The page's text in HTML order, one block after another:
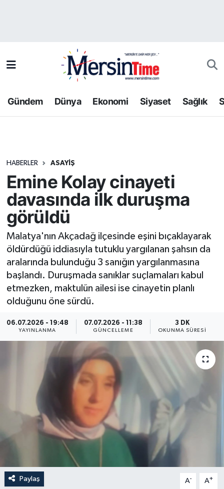
Gündem Dünya Ekonomi Siyaset Sağlık
HABERLER ASAYIŞ
Emine Kolay cinayeti
davasında ilk duruşma
görüldü
Malatya'nın Akçadağ ilçesinde eşini bıçaklayarak
öldürdüğü iddiasıyla tutuklu yargılanan şahsın da
aralarında bulunduğu 3 sanığın yargılanmasına
başlandı. Duruşmada sanıklar suçlamaları kabul
etmezken, maktulün ailesi ise cinayetin planlı
olduğunu öne sürdü.
06.07.2026 - 19:48
YAYINLANMA
07.07.2026 - 11:38
GÜNCELLEME
3 DK
OKUNMA SÜRESI
Paylaş A- A+
Bilim-Teknoloji
Dünya
Ekonomi
Gündem
Kültür-Sanat
Resmi İlan
Sağlık
Siyaset
Spor
Trafik Durumu
Tüm Manşetler
Haber Arşivi